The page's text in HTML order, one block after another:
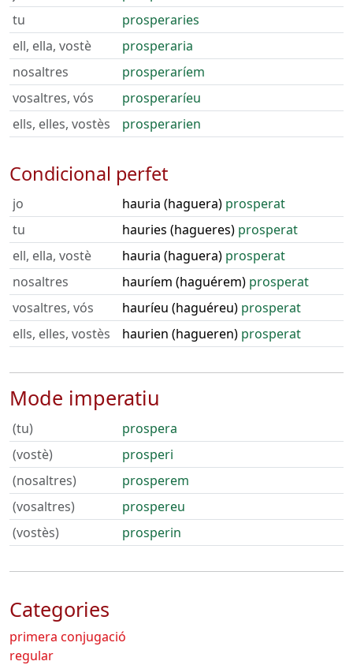
tu
prosperaries
ell, ella, vostè
prosperaria
nosaltres
prosperaríem
vosaltres, vós
prosperaríeu
ells, elles, vostès
prosperarien
Condicional perfet
jo hauria (haguera) prosperat
tu
hauries (hagueres) prosperat
ell, ella, vostè
hauria (haguera) prosperat
nosaltres
hauríem (haguérem) prosperat
vosaltres, vós
hauríeu (haguéreu) prosperat
ells, elles, vostès
haurien (hagueren) prosperat
Mode imperatiu
(tu)
prospera
(vostè)
prosperi
(nosaltres)
prosperem
(vosaltres)
prospereu
(vostès)
prosperin
Categories
primera conjugació
regular